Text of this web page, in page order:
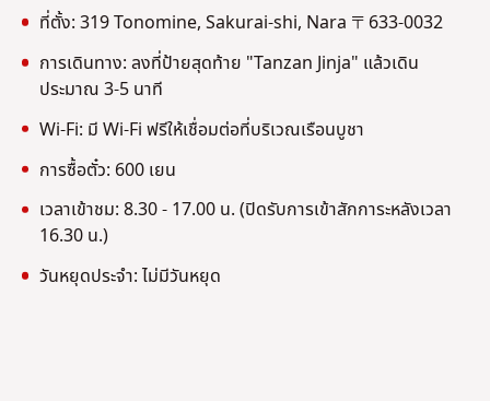
ที่ตั้ง: 319 Tonomine, Sakurai-shi, Nara 〒633-0032
การเดินทาง: ลงที่ป้ายสุดท้าย "Tanzan Jinja" แล้วเดิน
ประมาณ 3-5 นาที
Wi-Fi: มี Wi-Fi ฟรีให้เชื่อมต่อที่บริเวณเรือนบูชา
การซื้อตั๋ว: 600 เยน
เวลาเข้าชม: 8.30 - 17.00 น. (ปิดรับการเข้าสักการะหลังเวลา
16.30 น.)
วันหยุดประจำ: ไม่มีวันหยุด